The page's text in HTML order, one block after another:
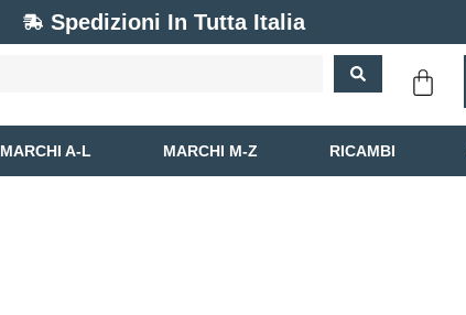
Spedizioni In Tutta Italia
MARCHI A-L MARCHI M-Z RICAMBI